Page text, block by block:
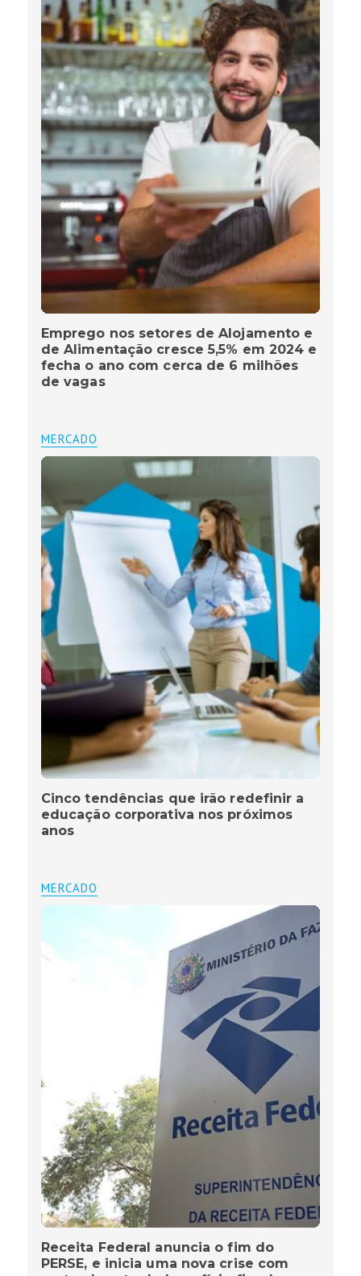
Emprego nos setores de Alojamento e
de Alimentação cresce 5,5% em 2024 e
fecha o ano com cerca de 6 milhões
de vagas
MERCADO
Cinco tendências que irão redefinir a
educação corporativa nos próximos
anos
MERCADO
Receita Federal anuncia o fim do
PERSE, e inicia uma nova crise com